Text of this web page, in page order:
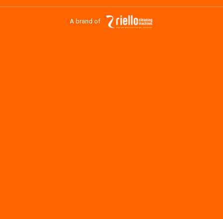
A brand of